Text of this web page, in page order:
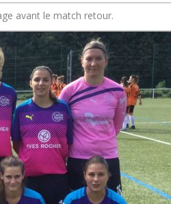
avant le match retour.